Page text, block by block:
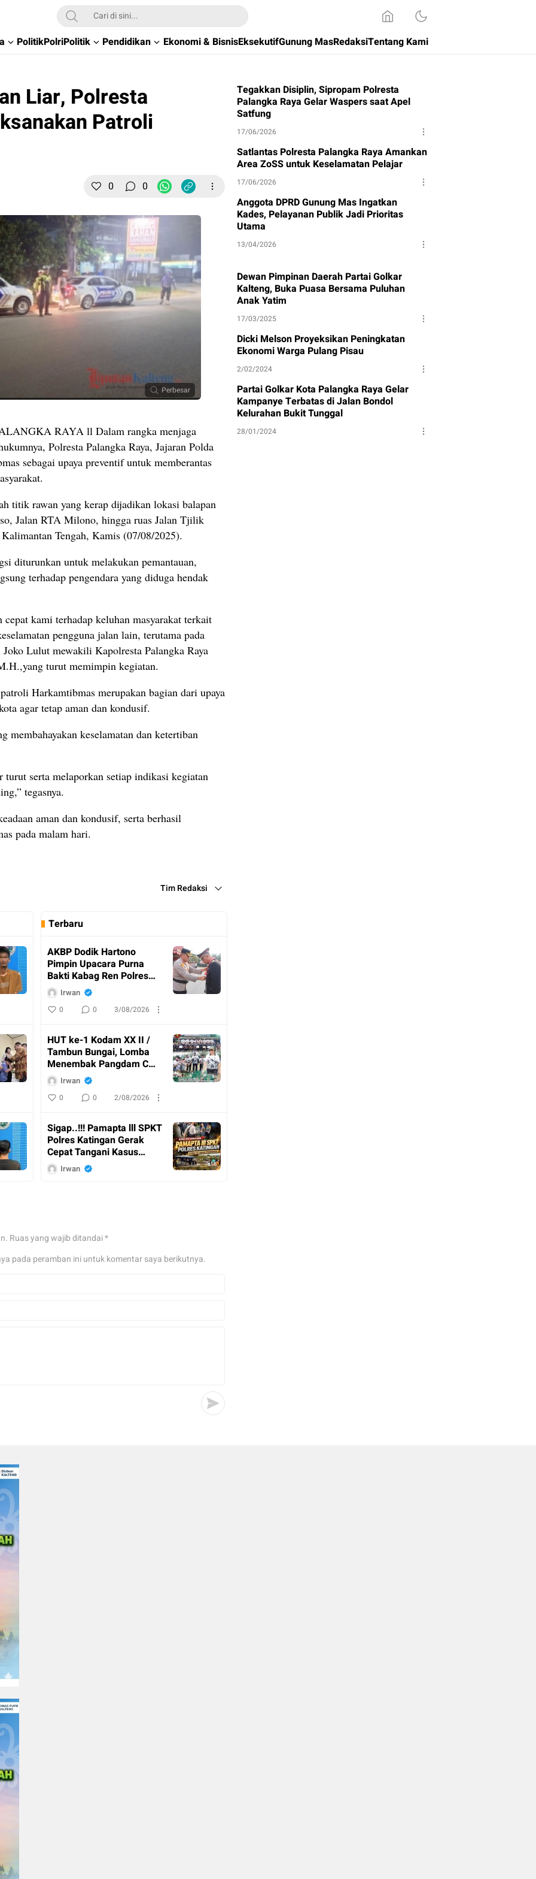
PolitikPolriPolitik Pendidikan Ekonomi & BisnisEksekutifGunung MasRedaksiTentang Kami
Liar, Polresta
Patroli
0 0
Perbesar
RAYA ll Dalam rangka menjaga
Polresta Palangka Raya, Jajaran Polda
sebagai upaya preventif untuk memberantas
titik rawan yang kerap dijadikan lokasi balapan
Jalan RTA Milono, hingga ruas Jalan Tjilik
Tengah, Kamis (07/08/2025).
diturunkan untuk melakukan pemantauan,
terhadap pengendara yang diduga hendak
kami terhadap keluhan masyarakat terkait
pengguna jalan lain, terutama pada
Lulut mewakili Kapolresta Palangka Raya
turut memimpin kegiatan.
Harkamtibmas merupakan bagian dari upaya
agar tetap aman dan kondusif.
keselamatan dan ketertiban
turut serta melaporkan setiap indikasi kegiatan
tegasnya.
aman dan kondusif, serta berhasil
pada malam hari.
Tim Redaksi
Terbaru
AKBP Dodik Hartono
Pimpin Upacara Purna
Bakti Kabag Ren Polres
Katingan
Irwan
0 0 3/08/2026
HUT ke-1 Kodam XX II /
Tambun Bungai, Lomba
Menembak Pangdam Cup
Resmi Ditutup
Irwan
0 0 2/08/2026
Sigap..!!! Pamapta lll SPKT
Polres Katingan Gerak
Cepat Tangani Kasus
Penganiayaan
Irwan
Menkopolkam RI Kunker
ke Kalimantan Tengah
Irwan
Ruas yang wajib ditandai*
pada peramban ini untuk komentar saya berikutnya.
Tegakkan Disiplin, Sipropam Polresta
Palangka Raya Gelar Waspers saat Apel
Satfung
17/06/2026
Satlantas Polresta Palangka Raya Amankan
Area ZoSS untuk Keselamatan Pelajar
17/06/2026
Anggota DPRD Gunung Mas Ingatkan
Kades, Pelayanan Publik Jadi Prioritas
Utama
13/04/2026
Dewan Pimpinan Daerah Partai Golkar
Kalteng, Buka Puasa Bersama Puluhan
Anak Yatim
17/03/2025
Dicki Melson Proyeksikan Peningkatan
Ekonomi Warga Pulang Pisau
2/02/2024
Partai Golkar Kota Palangka Raya Gelar
Kampanye Terbatas di Jalan Bondol
Kelurahan Bukit Tunggal
28/01/2024